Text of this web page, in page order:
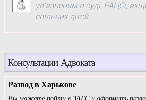
ув'язненим в суді, РАЦСі,
спільних дітей.
Консультации Адвоката